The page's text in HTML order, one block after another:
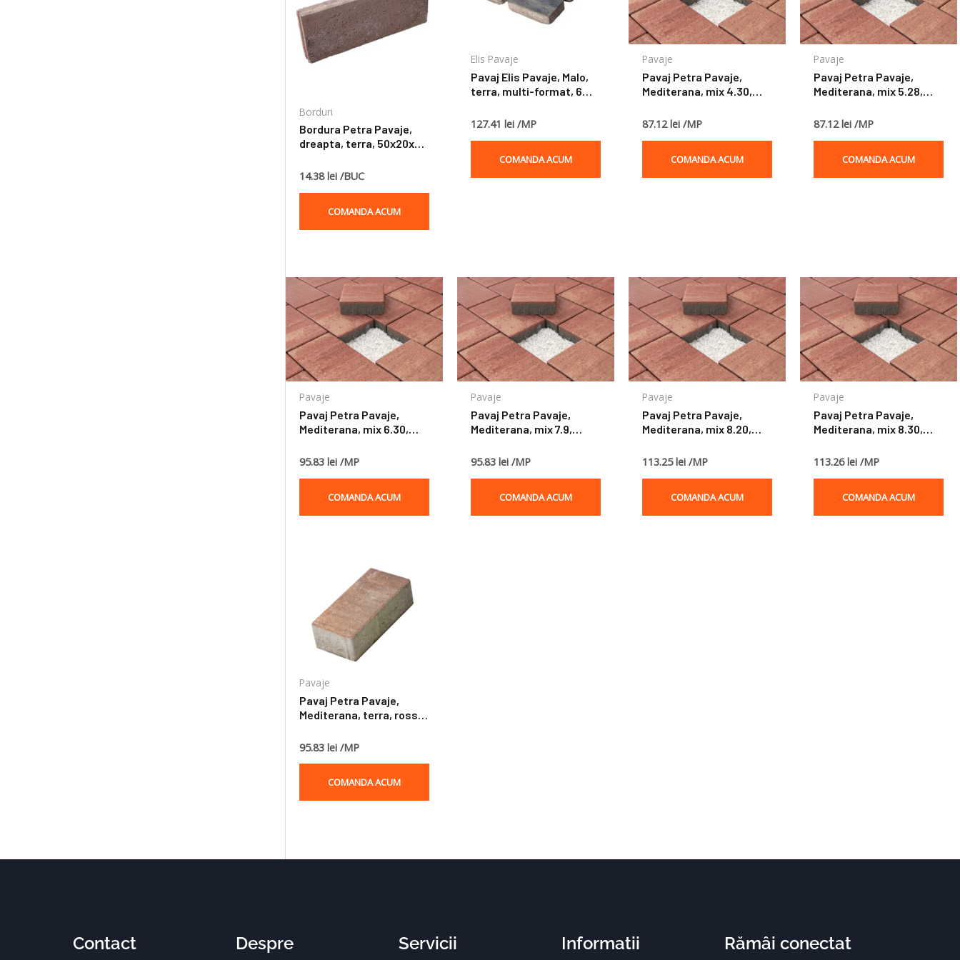
Borduri
Bordura Petra Pavaje,
dreapta, terra, 50x20x5
14.38 lei /BUC
COMANDA ACUM
Elis Pavaje
Pavaj Elis Pavaje, Malo,
terra, multi-format, 6
127.41 lei /MP
COMANDA ACUM
Pavaje
Pavaj Petra Pavaje,
Mediterana, mix 4.30,
87.12 lei /MP
COMANDA ACUM
Pavaje
Pavaj Petra Pavaje,
Mediterana, mix 5.28,
87.12 lei /MP
COMANDA ACUM
Pavaje
Pavaj Petra Pavaje,
Mediterana, mix 6.30,
95.83 lei /MP
COMANDA ACUM
Pavaje
Pavaj Petra Pavaje,
Mediterana, mix 7.9,
95.83 lei /MP
COMANDA ACUM
Pavaje
Pavaj Petra Pavaje,
Mediterana, mix 8.20,
113.25 lei /MP
COMANDA ACUM
Pavaje
Pavaj Petra Pavaje,
Mediterana, mix 8.30,
113.26 lei /MP
COMANDA ACUM
Pavaje
Pavaj Petra Pavaje,
Mediterana, terra, rossa,
95.83 lei /MP
COMANDA ACUM
Contact Despre Servicii Informatii Rămâi conectat